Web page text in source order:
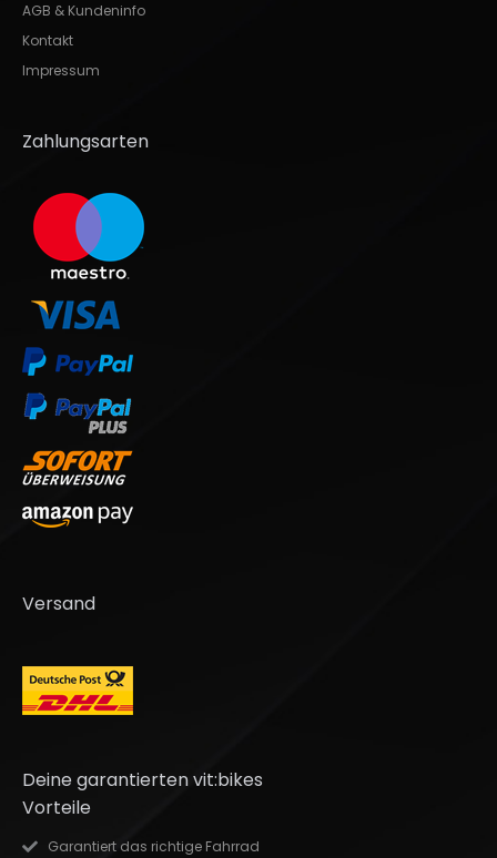
AGB & Kundeninfo
Kontakt
Impressum
Zahlungsarten
Versand
Deine garantierten vit:bikes
Vorteile
Garantiert das richtige Fahrrad